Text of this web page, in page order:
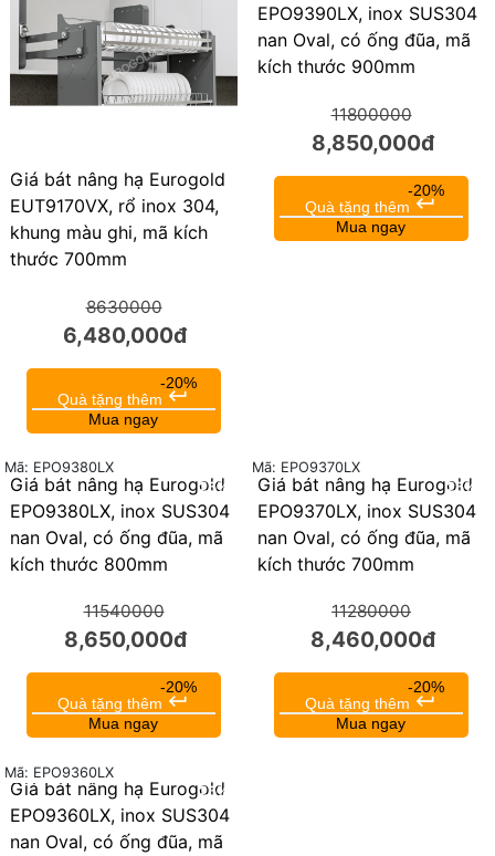
Giá bát nâng hạ Eurogold
EUT9170VX, rổ inox 304,
khung màu ghi, mã kích
thước 700mm
8630000
6,480,000đ
-20%
Quà tặng thêm keyboard_return
Mua ngay
EPO9390LX, inox SUS304
nan Oval, có ống đũa, mã
kích thước 900mm
11800000
8,850,000đ
-20%
Quà tặng thêm keyboard_return
Mua ngay
25%
Giá bát nâng hạ Eurogold
EPO9380LX, inox SUS304
nan Oval, có ống đũa, mã
kích thước 800mm
Mã: EPO9380LX
11540000
8,650,000đ
-20%
Quà tặng thêm keyboard_return
Mua ngay
25%
Giá bát nâng hạ Eurogold
EPO9370LX, inox SUS304
nan Oval, có ống đũa, mã
kích thước 700mm
Mã: EPO9370LX
11280000
8,460,000đ
-20%
Quà tặng thêm keyboard_return
Mua ngay
25%
Giá bát nâng hạ Eurogold
EPO9360LX, inox SUS304
nan Oval, có ống đũa, mã
Mã: EPO9360LX